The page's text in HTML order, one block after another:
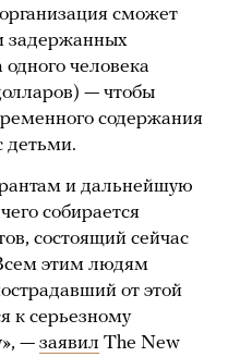
сможет
задержанных
человека
— чтобы
содержания
детьми.
и дальнейшую
собирается
состоящий сейчас
этим людям
от этой
к серьезному
— заявил The New